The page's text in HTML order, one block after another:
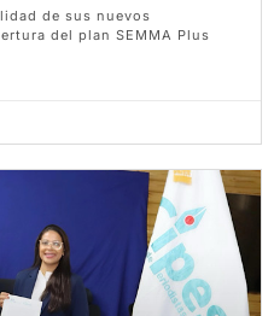
de sus nuevos
del plan SEMMA Plus